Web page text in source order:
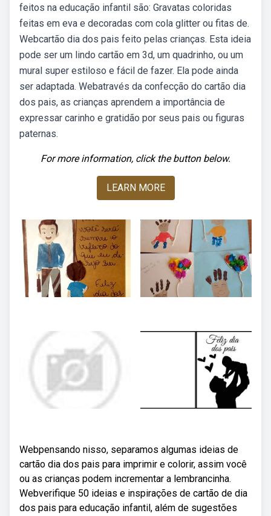
feitos na educação infantil são: Gravatas coloridas
feitas em eva e decoradas com cola glitter ou fitas de.
Webcartão dia dos pais feito pelas crianças. Esta ideia
pode ser um lindo cartão em 3d, um quadrinho, ou um
mural super estiloso e fácil de fazer. Ela pode ainda
ser adaptada. Webatravés da confecção do cartão dia
dos pais, as crianças aprendem a importância de
expressar carinho e gratidão por seus pais ou figuras
paternas.
For more information, click the button below.
LEARN MORE
Webpensando nisso, separamos algumas ideias de
cartão dia dos pais para imprimir e colorir, assim você
ou as crianças podem incrementar a lembrancinha.
Webverifique 50 ideias e inspirações de cartão de dia
dos pais para educação infantil, além de sugestões